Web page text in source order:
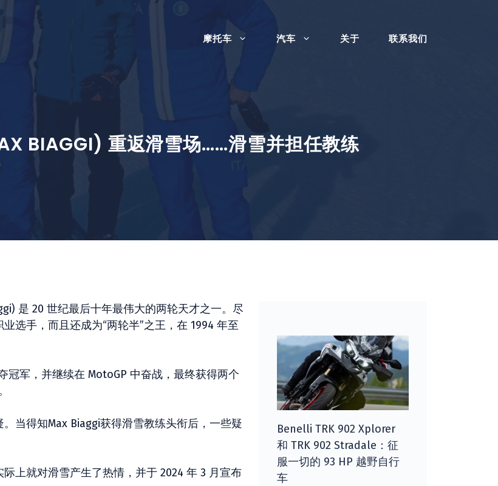
摩托车 汽车 关于 联系我们
BIAGGI) 重返滑雪场……滑雪并担任教练
是 20 世纪最后十年最伟大的两轮天才之一。尽
选手，而且还成为“两轮半”之王，在 1994 年至
军，并继续在 MotoGP 中奋战，最终获得两个
当得知Max Biaggi获得滑雪教练头衔后，一些疑
上就对滑雪产生了热情，并于 2024 年 3 月宣布
Benelli TRK 902 Xplorer
和 TRK 902 Stradale：征
服一切的 93 HP 越野自行
车